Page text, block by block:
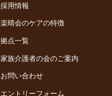
採用情報
楽晴会のケアの特徴
拠点一覧
家族介護者の会のご案内
お問い合わせ
エントリーフォーム